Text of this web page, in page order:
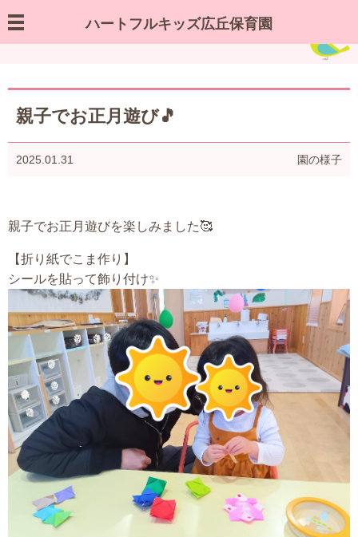
ハートフルキッズ広丘保育園
園の様子／お知らせ
親子でお正月遊び🎵
2025.01.31 園の様子
親子でお正月遊びを楽しみました🥰
【折り紙でこま作り】
シールを貼って飾り付け✨